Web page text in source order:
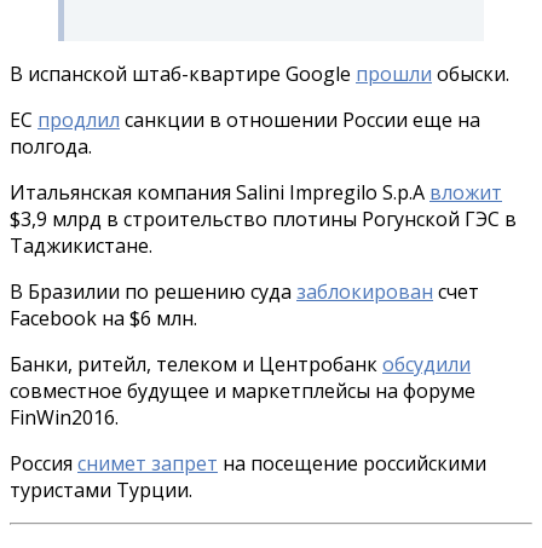
В испанской штаб-квартире Google прошли обыски.
ЕС продлил санкции в отношении России еще на
полгода.
Итальянская компания Salini Impregilo S.p.A вложит
$3,9 млрд в строительство плотины Рогунской ГЭС в
Таджикистане.
В Бразилии по решению суда заблокирован счет
Facebook на $6 млн.
Банки, ритейл, телеком и Центробанкобсудили
совместное будущее и маркетплейсы на форуме
FinWin2016.
Россия снимет запрет на посещение российскими
туристами Турции.